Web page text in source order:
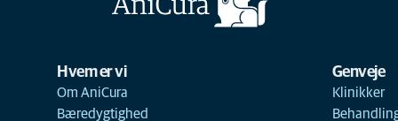
Hvem er vi
Om AniCura
Bæredygtighed
Genveje
Klinikker